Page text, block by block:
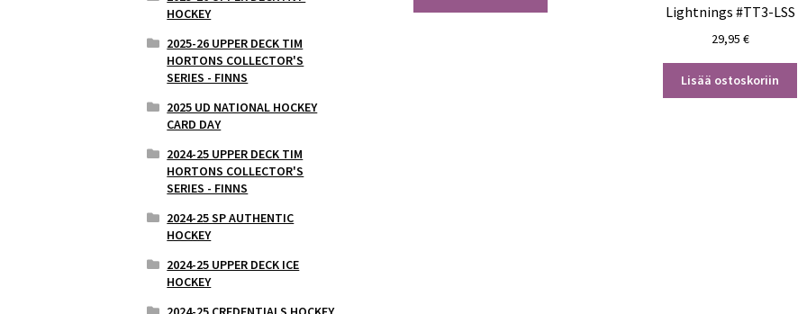
Lightnings #TT3-LSS
29,95 €
Lisää ostoskoriin
HOCKEY
2025-26 UPPER DECK TIM
HORTONS COLLECTOR'S
SERIES - FINNS
2025 UD NATIONAL HOCKEY
CARD DAY
2024-25 UPPER DECK TIM
HORTONS COLLECTOR'S
SERIES - FINNS
2024-25 SP AUTHENTIC
HOCKEY
2024-25 UPPER DECK ICE
HOCKEY